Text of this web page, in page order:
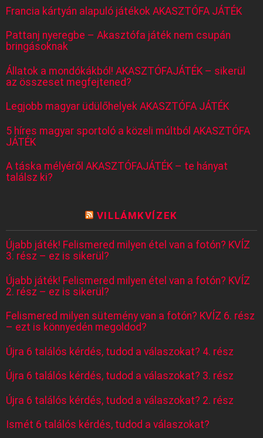
Francia kártyán alapuló játékok AKASZTÓFA JÁTÉK
Pattanj nyeregbe – Akasztófa játék nem csupán
bringásoknak
Állatok a mondókákból! AKASZTÓFAJÁTÉK – sikerül
az összeset megfejtened?
Legjobb magyar üdülőhelyek AKASZTÓFA JÁTÉK
5 híres magyar sportoló a közeli múltból AKASZTÓFA
JÁTÉK
A táska mélyéről AKASZTÓFAJÁTÉK – te hányat
találsz ki?
VILLÁMKVÍZEK
Újabb játék! Felismered milyen étel van a fotón? KVÍZ
3. rész – ez is sikerül?
Újabb játék! Felismered milyen étel van a fotón? KVÍZ
2. rész – ez is sikerül?
Felismered milyen sütemény van a fotón? KVÍZ 6. rész
– ezt is könnyedén megoldod?
Újra 6 találós kérdés, tudod a válaszokat? 4. rész
Újra 6 találós kérdés, tudod a válaszokat? 3. rész
Újra 6 találós kérdés, tudod a válaszokat? 2. rész
Ismét 6 találós kérdés, tudod a válaszokat?